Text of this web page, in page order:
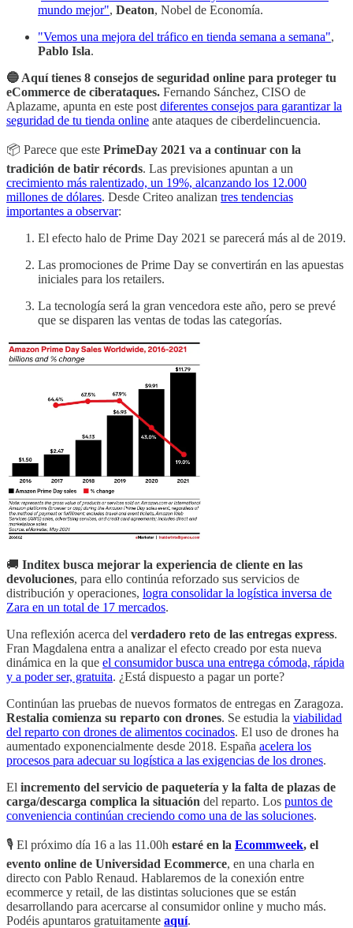
mundo mejor", Deaton, Nobel de Economía.
"Vemos una mejora del tráfico en tienda semana a semana",
Pablo Isla.
🔵 Aquí tienes 8 consejos de seguridad online para proteger tu
eCommerce de ciberataques. Fernando Sánchez, CISO de
Aplazame, apunta en este post diferentes consejos para garantizar la
seguridad de tu tienda online ante ataques de ciberdelincuencia.
📦 Parece que este PrimeDay 2021 va a continuar con la
tradición de batir récords. Las previsiones apuntan a un
crecimiento más ralentizado, un 19%, alcanzando los 12.000
millones de dólares. Desde Criteo analizan tres tendencias
importantes a observar:
El efecto halo de Prime Day 2021 se parecerá más al de 2019.
Las promociones de Prime Day se convertirán en las apuestas
iniciales para los retailers.
La tecnología será la gran vencedora este año, pero se prevé
que se disparen las ventas de todas las categorías.
🚚 Inditex busca mejorar la experiencia de cliente en las
devoluciones, para ello continúa reforzado sus servicios de
distribución y operaciones, logra consolidar la logística inversa de
Zara en un total de 17 mercados.
Una reflexión acerca del verdadero reto de las entregas express.
Fran Magdalena entra a analizar el efecto creado por esta nueva
dinámica en la que el consumidor busca una entrega cómoda, rápida
y a poder ser, gratuita. ¿Está dispuesto a pagar un porte?
Continúan las pruebas de nuevos formatos de entregas en Zaragoza.
Restalia comienza su reparto con drones. Se estudia la viabilidad
del reparto con drones de alimentos cocinados. El uso de drones ha
aumentado exponencialmente desde 2018. España acelera los
procesos para adecuar su logística a las exigencias de los drones.
El incremento del servicio de paquetería y la falta de plazas de
carga/descarga complica la situación del reparto. Los puntos de
conveniencia continúan creciendo como una de las soluciones.
🎙 El próximo día 16 a las 11.00h estaré en la Ecommweek, el
evento online de Universidad Ecommerce, en una charla en
directo con Pablo Renaud. Hablaremos de la conexión entre
ecommerce y retail, de las distintas soluciones que se están
desarrollando para acercarse al consumidor online y mucho más.
Podéis apuntaros gratuitamente aquí.